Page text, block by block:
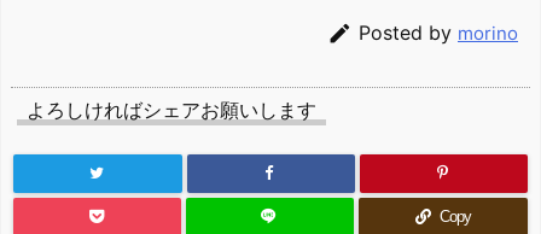
 Posted by morino
よろしければシェアお願いします
Copy